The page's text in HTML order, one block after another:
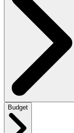
Budget